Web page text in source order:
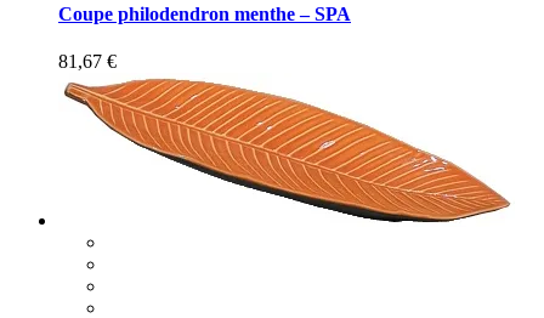
Coupe philodendron menthe – SPA
81,67 €